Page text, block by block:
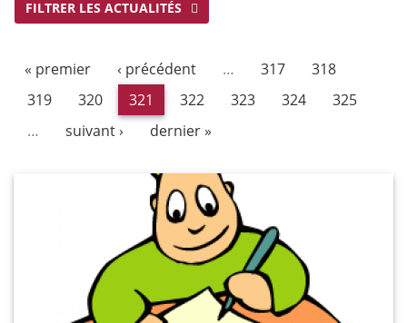
FILTRER LES ACTUALITÉS
« premier ‹ précédent … 317
318
319
320 321 322 323 324
325
…
suivant › dernier »